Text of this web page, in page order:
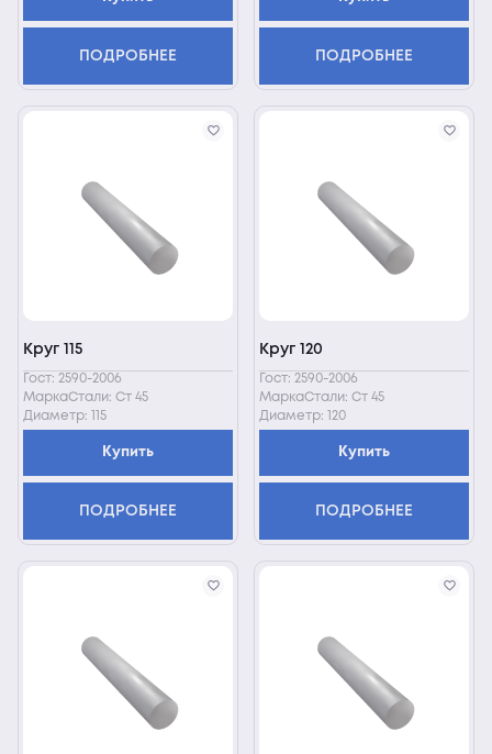
ПОДРОБНЕЕ ПОДРОБНЕЕ
Круг 115
Гост: 2590-2006
МаркаСтали: Ст 45
Диаметр: 115
Купить
ПОДРОБНЕЕ
Круг 120
Гост: 2590-2006
МаркаСтали: Ст 45
Диаметр: 120
Купить
ПОДРОБНЕЕ